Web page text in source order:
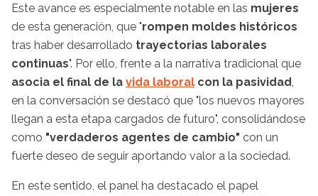
Este avance es especialmente notable en las mujeres
de esta generación, que "rompen moldes históricos
tras haber desarrollado trayectorias laborales
continuas". Por ello, frente a la narrativa tradicional que
asocia el final de la vida laboral con la pasividad,
en la conversación se destacó que "los nuevos mayores
llegan a esta etapa cargados de futuro", consolidándose
como "verdaderos agentes de cambio" con un
fuerte deseo de seguir aportando valor a la sociedad.
En este sentido, el panel ha destacado el papel